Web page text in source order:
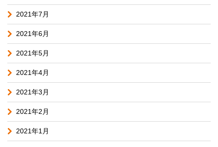
2021年7月
2021年6月
2021年5月
2021年4月
2021年3月
2021年2月
2021年1月